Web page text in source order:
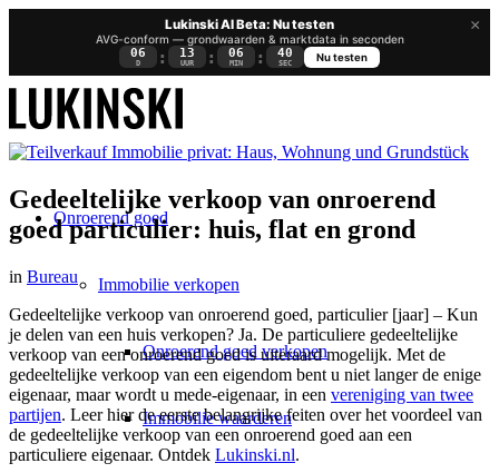
×
Lukinski AI Beta: Nu testen
AVG-conform — grondwaarden & marktdata in seconden
06
D : 13
UUR : 06
MIN : 39
SEC
Nu testen
Onroerend goed
Immobilie verkopen
Onroerend goed verkopen
Immobilie waarderen
Gedeeltelijke verkoop van onroerend
goed particulier: huis, flat en grond
in Bureau
Gedeeltelijke verkoop van onroerend goed, particulier [jaar] – Kun
je delen van een huis verkopen? Ja. De particuliere gedeeltelijke
verkoop van een onroerend goed is uiteraard mogelijk. Met de
gedeeltelijke verkoop van een eigendom bent u niet langer de enige
eigenaar, maar wordt u mede-eigenaar, in een vereniging van twee
partijen. Leer hier de eerste belangrijke feiten over het voordeel van
de gedeeltelijke verkoop van een onroerend goed aan een
particuliere eigenaar. Ontdek Lukinski.nl.